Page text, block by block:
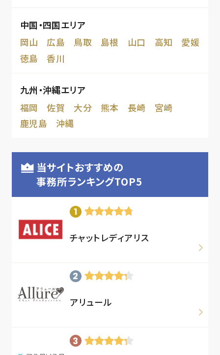
中国・四国エリア
岡山
広島 鳥取 島根 山口 高知
愛媛
徳島
香川
九州・沖縄エリア
福岡
佐賀 大分 熊本 長崎
宮崎
鹿児島
沖縄
当サイトおすすめの
事務所ランキングTOP5
チャットレディアリス
アリュール